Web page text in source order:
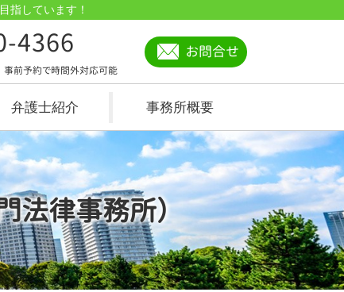
法律事務所）
指しています！
4366
事前予約で時間外対応可能
お問合せ
弁護士紹介 事務所概要